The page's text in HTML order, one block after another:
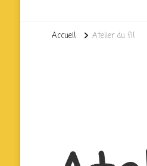
Accueil Atelier du fil